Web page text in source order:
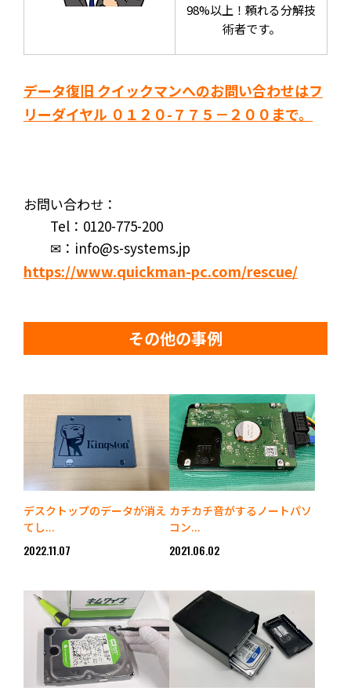
98%以上！頼れる分解技
術者です。
データ復旧 クイックマンへのお問い合わせはフ
リーダイヤル ０１２０-７７５－２００まで。
お問い合わせ：
Tel：0120-775-200
✉：info@s-systems.jp
https://www.quickman-pc.com/rescue/
その他の事例
デスクトップのデータが消え
てし...
2022.11.07
カチカチ音がするノートパソ
コン...
2021.06.02